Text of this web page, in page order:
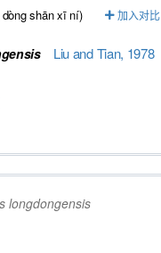
dòng shān xī ní) 加入对比
Liu and Tian, 1978
longdongensis